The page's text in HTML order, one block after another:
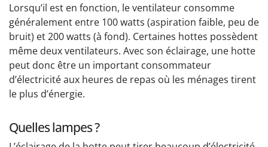
Lorsqu’il est en fonction, le ventilateur consomme
généralement entre 100 watts (aspiration faible, peu de
bruit) et 200 watts (à fond). Certaines hottes possèdent
même deux ventilateurs. Avec son éclairage, une hotte
peut donc être un important consommateur
d’électricité aux heures de repas où les ménages tirent
le plus d’énergie.
Quelles lampes ?